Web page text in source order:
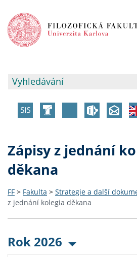
Zápisy z jednání
děkana
FF > Fakulta > Strategie a další
z jednání kolegia děkana
Rok 2026